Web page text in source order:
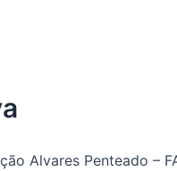
Alvares Penteado –